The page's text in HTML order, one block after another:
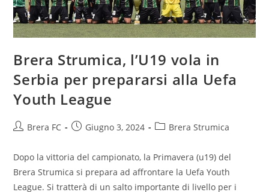
Brera Strumica, l’U19 vola in
Serbia per prepararsi alla Uefa
Youth League
Brera FC Giugno 3, 2024 Brera Strumica
Dopo la vittoria del campionato, la Primavera (u19) del
Brera Strumica si prepara ad affrontare la Uefa Youth
League. Si tratterà di un salto importante di livello per i